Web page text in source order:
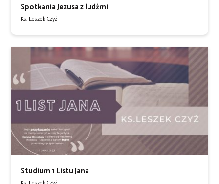
Spotkania Jezusa z ludźmi
Ks. Leszek Czyż
Studium 1 Listu Jana